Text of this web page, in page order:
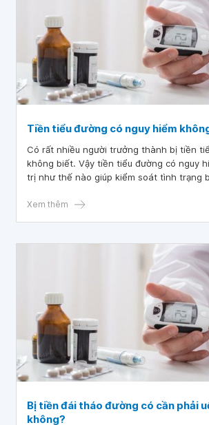
Tiền tiểu đường có nguy hiểm
Có rất nhiều người trưởng thành bị tiền
không biết. Vậy tiền tiểu đường có nguy
trị như thế nào giúp kiểm soát tình trạng
Xem thêm
Bị tiền đái tháo đường có cần phải
không?